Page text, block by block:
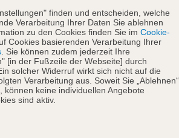
finden und entscheiden, welche
Verarbeitung Ihrer Daten Sie ablehnen
zu den Cookies finden Sie im Cookie-
Cookies basierenden Verarbeitung Ihrer
. Sie können zudem jederzeit Ihre
[in der Fußzeile der Webseite] durch
solcher Widerruf wirkt sich nicht auf die
Verarbeitung aus. Soweit Sie „Ablehnen“
keine individuellen Angebote
sind aktiv.